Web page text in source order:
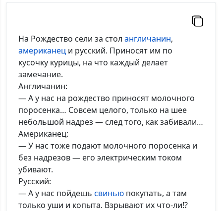
На Рождество сели за стол англичанин,
американец и русский. Приносят им по
кусочку курицы, на что каждый делает
замечание.
Англичанин:
— А у нас на рождество приносят молочного
поросенка… Совсем целого, только на шее
небольшой надрез — след того, как забивали…
Американец:
— У нас тоже подают молочного поросенка и
без надрезов — его электрическим током
убивают.
Русский:
— А у нас пойдешь свинью покупать, а там
только уши и копыта. Взрывают их что-ли!?